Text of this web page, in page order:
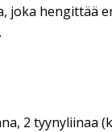
joka hengittää
2 tyynyliinaa